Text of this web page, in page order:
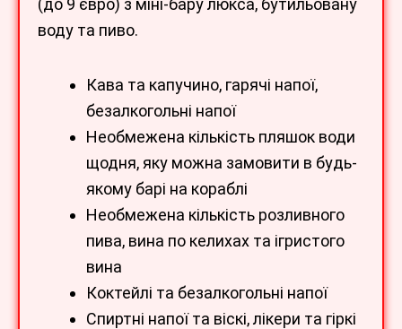
(до 9 євро) з міні-бару люкса, бутильовану
воду та пиво.
Кава та капучино, гарячі напої,
безалкогольні напої
Необмежена кількість пляшок води
щодня, яку можна замовити в будь-
якому барі на кораблі
Необмежена кількість розливного
пива, вина по келихах та ігристого
вина
Коктейлі та безалкогольні напої
Спиртні напої та віскі, лікери та гіркі